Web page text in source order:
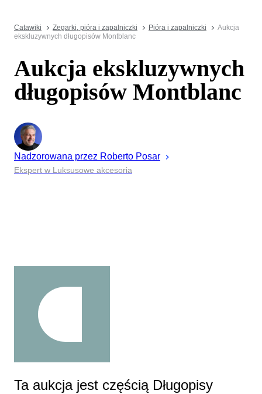
Catawiki Zegarki, pióra i zapalniczki Pióra i zapalniczki
Aukcja
ekskluzywnych długopisów Montblanc
Aukcja ekskluzywnych
długopisów Montblanc
Nadzorowana przez Roberto Posar
Ekspert w Luksusowe akcesoria
Ta aukcja jest częścią Długopisy